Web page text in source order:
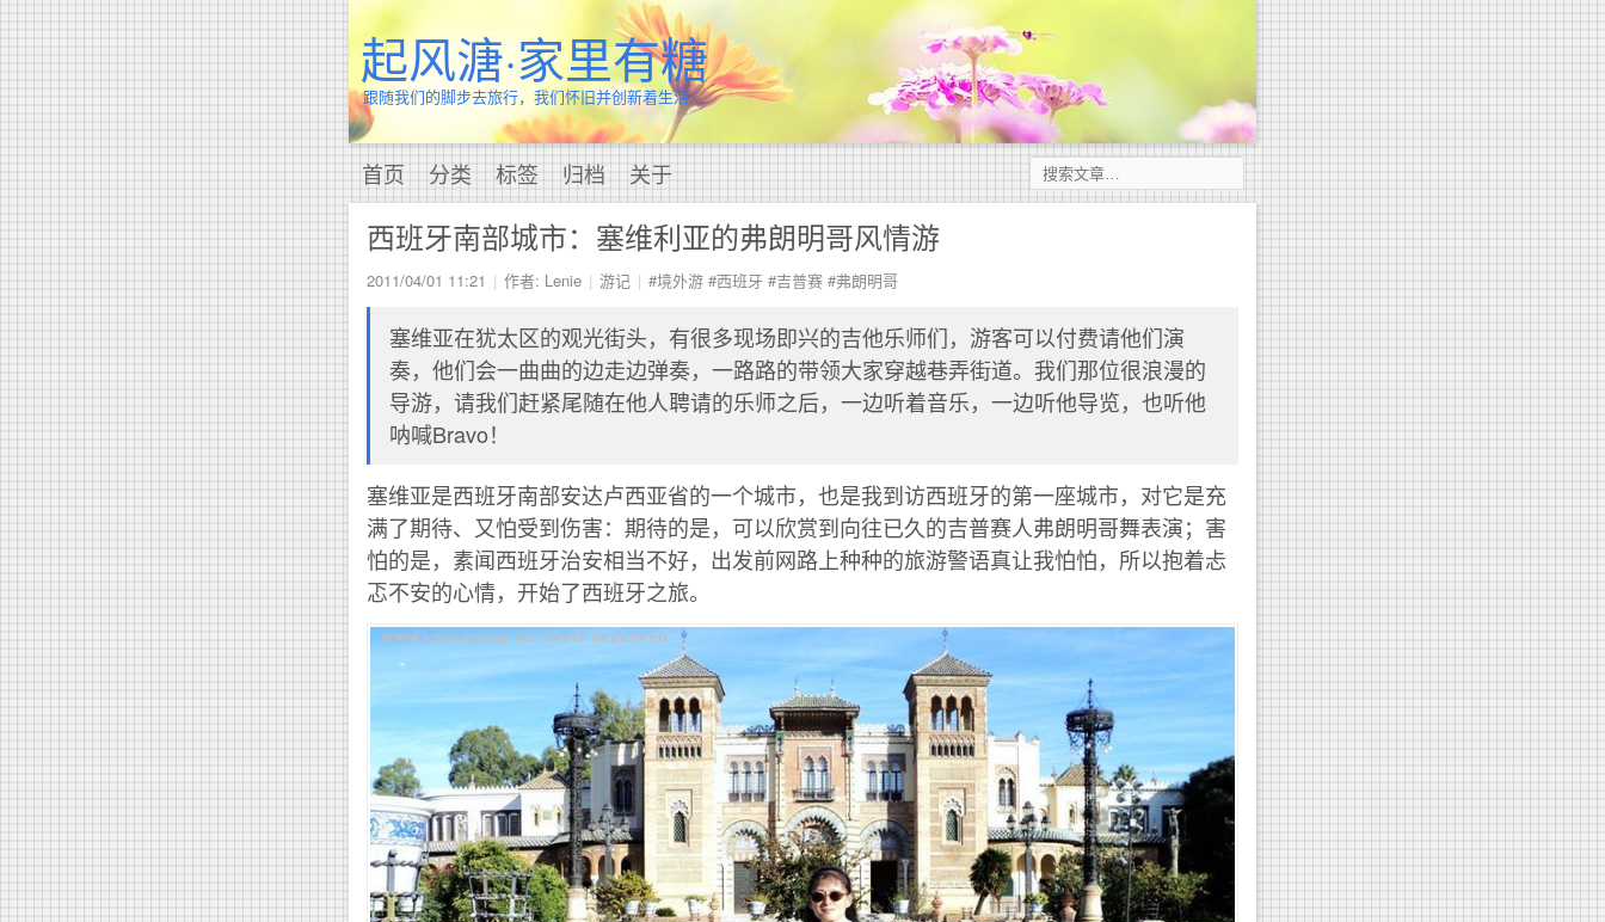
起风溏·家里有糖
跟随我们的脚步去旅行，我们怀旧并创新着生活…
首页 分类 标签 归档 关于
西班牙南部城市：塞维利亚的弗朗明哥风情游
2011/04/01 11:21 作者: Lenie 游记 #境外游 #西班牙 #吉普赛 #弗朗明哥
塞维亚在犹太区的观光街头，有很多现场即兴的吉他乐师们，游客可以付费请他们演
奏，他们会一曲曲的边走边弹奏，一路路的带领大家穿越巷弄街道。我们那位很浪漫的
导游，请我们赶紧尾随在他人聘请的乐师之后，一边听着音乐，一边听他导览，也听他
呐喊Bravo！
塞维亚是西班牙南部安达卢西亚省的一个城市，也是我到访西班牙的第一座城市，对它是充
满了期待、又怕受到伤害：期待的是，可以欣赏到向往已久的吉普赛人弗朗明哥舞表演；害
怕的是，素闻西班牙治安相当不好，出发前网路上种种的旅游警语真让我怕怕，所以抱着忐
忑不安的心情，开始了西班牙之旅。